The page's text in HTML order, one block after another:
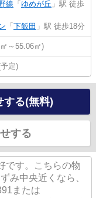
線 「 ゆめが丘 」駅 徒歩
「 下飯田 」駅 徒歩18分
～55.06㎡)
定)
する(無料)
する
です。こちらの物
み中央近くなら、
または